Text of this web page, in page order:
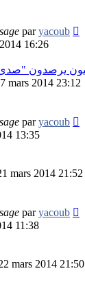
paryacoub
16:26
mars 2014 23:12
paryacoub
13:35
mars 2014 21:52
paryacoub
11:38
mars 2014 21:50